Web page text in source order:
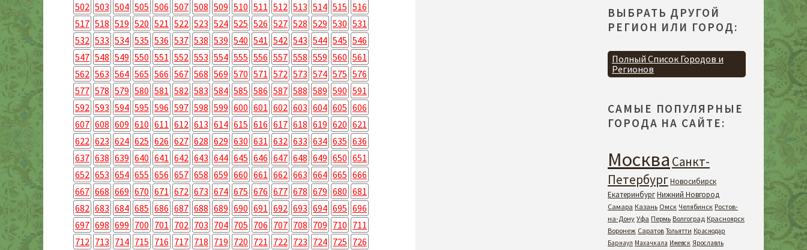
502 503 504 505 506 507 508 509 510 511 512 513 514 515 516
517 518 519 520 521 522 523 524 525 526 527 528 529 530 531
532 533 534 535 536 537 538 539 540 541 542 543 544 545 546
547 548 549 550 551 552 553 554 555 556 557 558 559 560 561
562 563 564 565 566 567 568 569 570 571 572 573 574 575 576
577 578 579 580 581 582 583 584 585 586 587 588 589 590 591
592 593 594 595 596 597 598 599 600 601 602 603 604 605 606
607 608 609 610 611 612 613 614 615 616 617 618 619 620 621
622 623 624 625 626 627 628 629 630 631 632 633 634 635 636
637 638 639 640 641 642 643 644 645 646 647 648 649 650 651
652 653 654 655 656 657 658 659 660 661 662 663 664 665 666
667 668 669 670 671 672 673 674 675 676 677 678 679 680 681
682 683 684 685 686 687 688 689 690 691 692 693 694 695 696
697 698 699 700 701 702 703 704 705 706 707 708 709 710 711
712 713 714 715 716 717 718 719 720 721 722 723 724 725 726
ВЫБРАТЬ ДРУГОЙ
РЕГИОН ИЛИ ГОРОД:
Полный Список Городов и
Регионов
САМЫЕ ПОПУЛЯРНЫЕ
ГОРОДА НА САЙТЕ:
Москва Санкт-
ПетербургНовосибирск
ЕкатеринбургНижний Новгород
Самара Казань Омск Челябинск Ростов-
на-Дону Уфа Пермь Волгоград Красноярск
Воронеж Саратов Тольятти Краснодар
Барнаул Махачкала Ижевск Ярославль